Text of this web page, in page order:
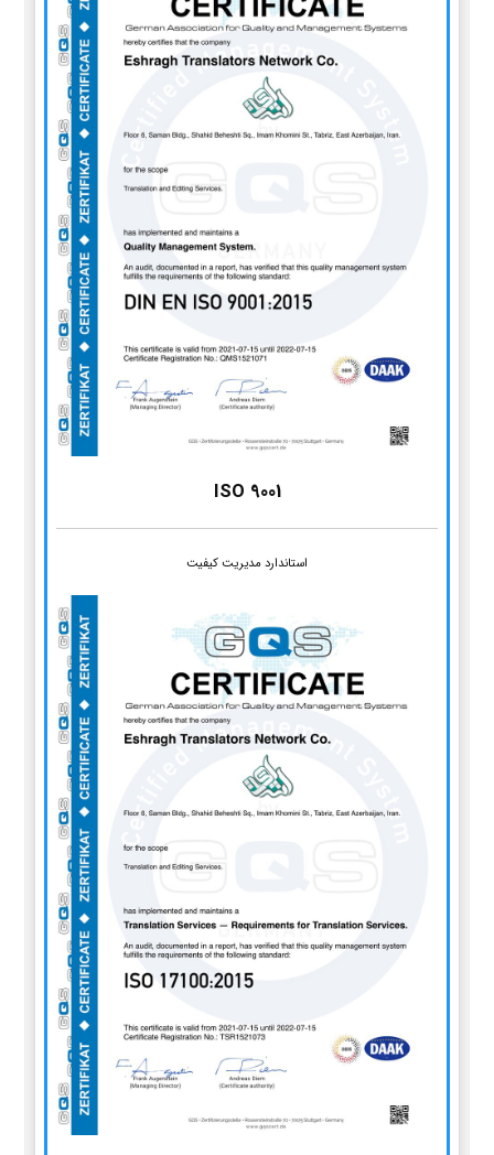
ISO 9001
استاندارد مدیریت کیفیت